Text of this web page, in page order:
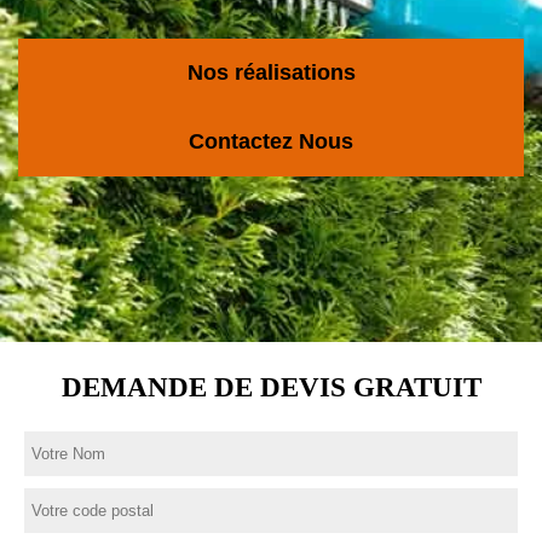
Nos réalisations
Contactez Nous
DEMANDE DE DEVIS GRATUIT